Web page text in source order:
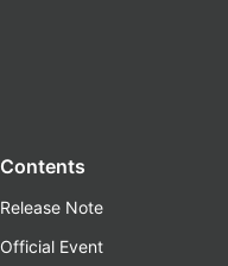
Contents
Release Note
Official Event